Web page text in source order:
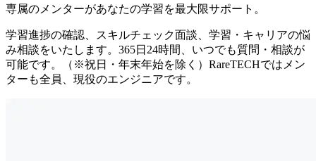
専属のメンターがあなたの学習を最大限サポート。
学習進捗の確認、スキルチェック面談、学習・キャリアの悩
み相談をいたします。 365日24時間、いつでも質問・相談が
可能です。（※祝日・年末年始を除く） RareTECHではメン
ターも全員、現役のエンジニアです。